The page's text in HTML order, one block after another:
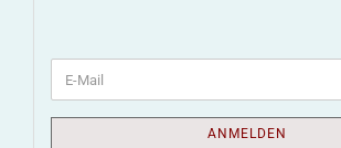
ANMELDEN